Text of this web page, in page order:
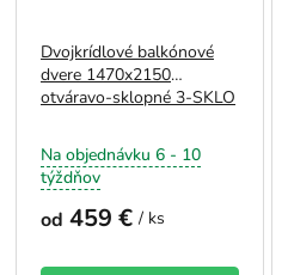
Dvojkrídlové balkónové
dvere 1470x2150
otváravo-sklopné 3-SKLO
Na objednávku 6 - 10
týždňov
od 459 € / ks